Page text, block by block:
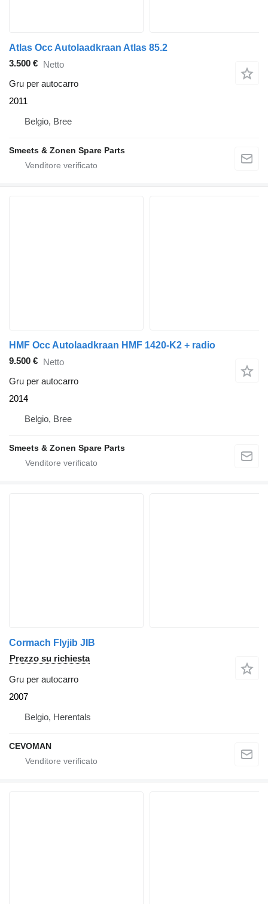
Atlas Occ Autolaadkraan Atlas 85.2
3.500 € Netto
Gru per autocarro
2011
Belgio, Bree
Smeets & Zonen Spare Parts
HMF Occ Autolaadkraan HMF 1420-K2 + radio
9.500 € Netto
Gru per autocarro
2014
Belgio, Bree
Smeets & Zonen Spare Parts
Cormach Flyjib JIB
Prezzo su richiesta
Gru per autocarro
2007
Belgio, Herentals
CEVOMAN